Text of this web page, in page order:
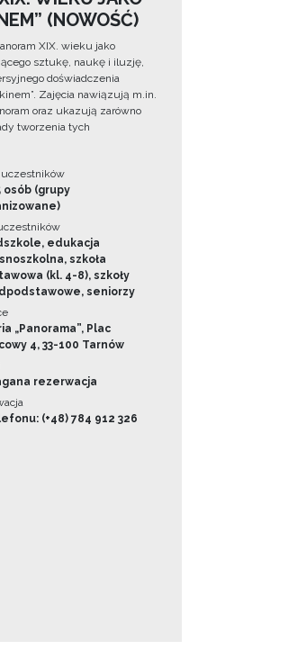
(NOWOŚĆ)
XIX. wieku jako
sztukę, naukę i iluzję,
doświadczenia
Zajęcia nawiązują m.in.
oraz ukazują zarówno
tworzenia tych
uczestników
osób (grupy
edukacja
szkoła
(kl. 4-8), szkoły
seniorzy
„Panorama”, Plac
4, 33-100 Tarnów
rezerwacja
(+48) 784 912 326